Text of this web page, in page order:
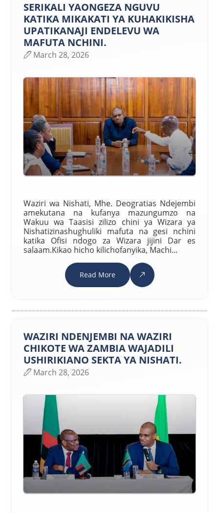
SERIKALI YAONGEZA NGUVU
KATIKA MIKAKATI YA KUHAKIKISHA
UPATIKANAJI ENDELEVU WA
MAFUTA NCHINI.
March 28, 2026
Waziri wa Nishati, Mhe. Deogratias Ndejembi
amekutana na kufanya mazungumzo na
Wakuu wa Taasisi zilizo chini ya Wizara ya
Nishatizinashughuliki mafuta na gesi nchini
katika Ofisi ndogo za Wizara jijini Dar es
salaam.Kikao hicho kilichofanyika, Machi...
Read More
WAZIRI NDENJEMBI NA WAZIRI
CHIKOTE WA ZAMBIA WAJADILI
USHIRIKIANO SEKTA YA NISHATI.
March 28, 2026